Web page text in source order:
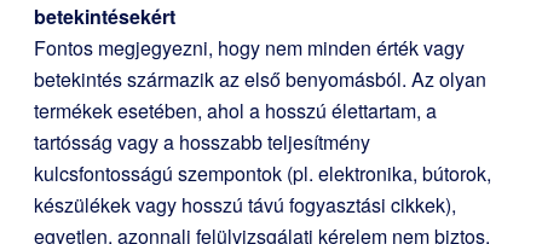
betekintésekért
Fontos megjegyezni, hogy nem minden érték vagy
betekintés származik az első benyomásból. Az olyan
termékek esetében, ahol a hosszú élettartam, a
tartósság vagy a hosszabb teljesítmény
kulcsfontosságú szempontok (pl. elektronika, bútorok,
készülékek vagy hosszú távú fogyasztási cikkek),
egyetlen, azonnali felülvizsgálati kérelem nem biztos,